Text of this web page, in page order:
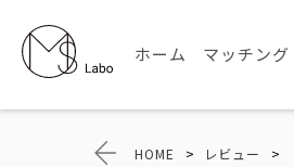
ホーム マッチング
HOME > レビュー >